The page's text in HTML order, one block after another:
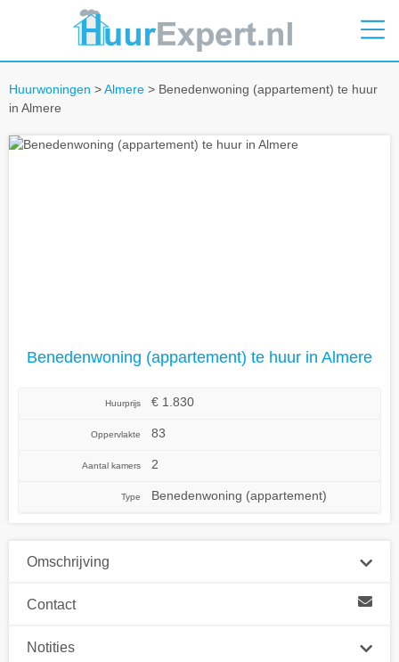
Huurwoningen >Almere > Benedenwoning (appartement) te huur
in Almere
Benedenwoning (appartement) te huur in Almere
Huurprijs € 1.830
Oppervlakte 83
Aantal kamers 2
Type Benedenwoning (appartement)
Omschrijving
Contact
Notities